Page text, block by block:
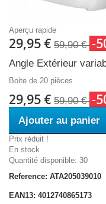
Aperçu rapide
29,95 € 59,90 € -
Angle Extérieur
Boite de 20 pièces
29,95 € 59,90 € -
Ajouter au panier
Prix réduit !
En stock
Quantité disponible: 30
Reference: ATA205039010
EAN13: 4012740865173